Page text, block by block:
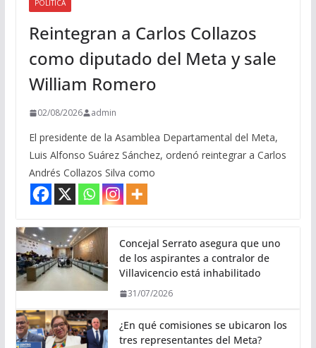
POLITICA
Reintegran a Carlos Collazos
como diputado del Meta y sale
William Romero
02/08/2026 admin
El presidente de la Asamblea Departamental del Meta,
Luis Alfonso Suárez Sánchez, ordenó reintegrar a Carlos
Andrés Collazos Silva como
Concejal Serrato asegura que uno
de los aspirantes a contralor de
Villavicencio está inhabilitado
31/07/2026
¿En qué comisiones se ubicaron los
tres representantes del Meta?